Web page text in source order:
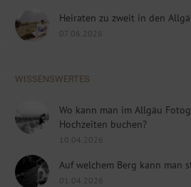
Heiraten zu zweit in den
07.06.2026
WISSENSWERTES
Wo kann man im Allgäu
Hochzeiten buchen?
10.04.2026
Auf welchem Berg kann man
01.04.2026